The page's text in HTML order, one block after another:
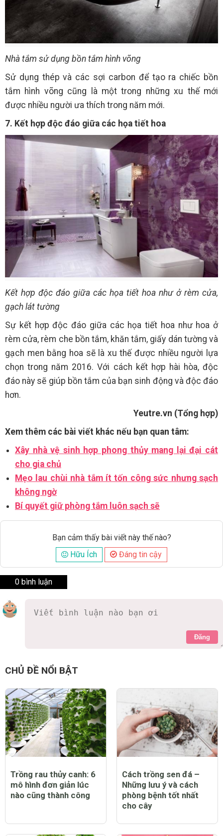
Nhà tắm sử dụng bồn tắm hình võng
Sử dụng thép và các sợi carbon để tạo ra chiếc bồn
tắm hình võng cũng là một trong những xu thế mới
được nhiều người ưa thích trong năm mới.
7. Kết hợp độc đáo giữa các họa tiết hoa
Kết hợp độc đáo giữa các họa tiết hoa như ở rèm cửa,
gạch lát tường
Sự kết hợp độc đáo giữa các họa tiết hoa như hoa ở
rèm cửa, rèm che bồn tắm, khăn tắm, giấy dán tường và
gạch men bằng hoa sẽ là xu thế được nhiều người lựa
chọn trong năm 2016. Với cách kết hợp hài hòa, độc
đáo này sẽ giúp bồn tắm của bạn sinh động và độc đáo
hơn.
Yeutre.vn (Tổng hợp)
Xem thêm các bài viết khác nếu bạn quan tâm:
Xây nhà vệ sinh hợp phong thủy mang lại đại cát
cho gia chủ
Mẹo lau chùi nhà tắm ít tốn công sức nhưng sạch
không ngờ
Bí quyết giữ phòng tắm luôn sạch sẽ
Bạn cảm thấy bài viết này thế nào?
Hữu Ích
Đáng tin cậy
0 bình luận
Đăng
CHỦ ĐỀ NỔI BẬT
Trồng rau thủy canh: 6
mô hình đơn giản lúc
nào cũng thành công
Cách trồng sen đá –
Những lưu ý và cách
phòng bệnh tốt nhất
cho cây